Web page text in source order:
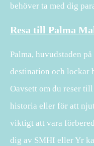
behöver ta med dig
Resa till Palma
Palma, huvudstaden
destination och lockar
Oavsett om du reser
historia eller för att
viktigt att vara
dig av SMHI eller Yr